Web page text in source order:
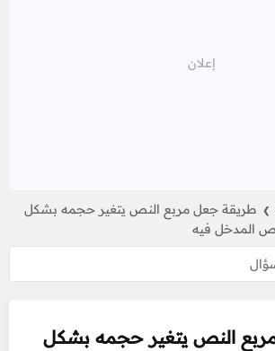
❯
طريقة جعل مربع النص يتغير حجمه بشكل
المدخل فيه
النص يتغير حجمه بشكل